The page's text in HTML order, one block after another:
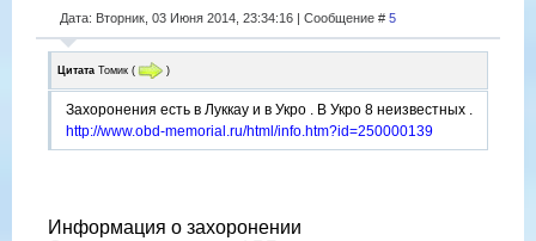
Дата: Вторник, 03 Июня 2014, 23:34:16 | Сообщение # 5
Цитата Томик ( )
Захоронения есть в Луккау и в Укро . В Укро 8 неизвестных .
http://www.obd-memorial.ru/html/info.htm?id=250000139
Информация о захоронении